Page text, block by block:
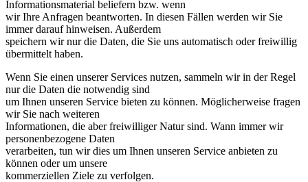
Informationsmaterial beliefern bzw. wenn
wir Ihre Anfragen beantworten. In diesen Fällen werden wir Sie
immer darauf hinweisen. Außerdem
speichern wir nur die Daten, die Sie uns automatisch oder freiwillig
übermittelt haben.
Wenn Sie einen unserer Services nutzen, sammeln wir in der Regel
nur die Daten die notwendig sind
um Ihnen unseren Service bieten zu können. Möglicherweise fragen
wir Sie nach weiteren
Informationen, die aber freiwilliger Natur sind. Wann immer wir
personenbezogene Daten
verarbeiten, tun wir dies um Ihnen unseren Service anbieten zu
können oder um unsere
kommerziellen Ziele zu verfolgen.